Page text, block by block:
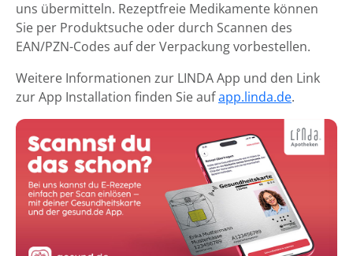
uns übermitteln. Rezeptfreie Medikamente können
Sie per Produktsuche oder durch Scannen des
EAN/PZN-Codes auf der Verpackung vorbestellen.
Weitere Informationen zur LINDA App und den Link
zur App Installation finden Sie aufapp.linda.de.